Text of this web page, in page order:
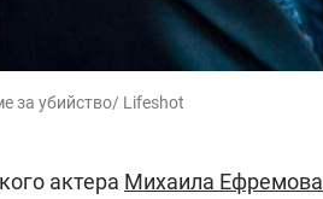
за убийство/ Lifeshot
актера Михаила Ефремова